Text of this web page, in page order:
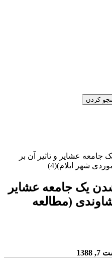
عشایر و تاثیر آن بر
شهر ایلام)(4)
یک جامعه عشایر
(مطالعه